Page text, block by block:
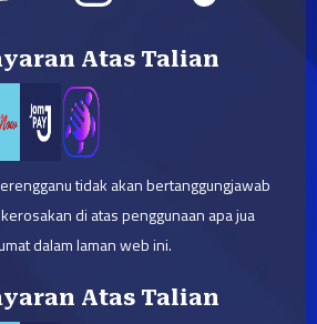
Atas Talian
tidak akan bertanggungjawab
di atas penggunaan apa jua
dalam laman web ini.
Atas Talian